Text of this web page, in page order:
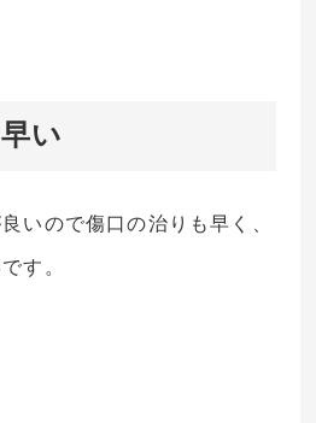
い
いので傷口の治りも早く、
す。